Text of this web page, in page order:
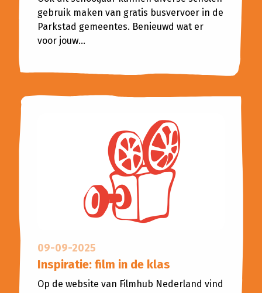
gebruik maken van gratis busvervoer in de
Parkstad gemeentes. Benieuwd wat er
voor jouw...
09-09-2025
Inspiratie: film in de klas
Op de website van Filmhub Nederland vind